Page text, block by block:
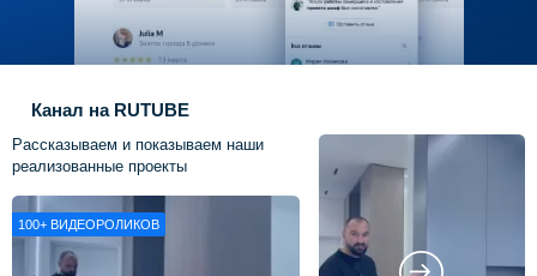
Канал на RUTUBE
Рассказываем и показываем наши
реализованные проекты
100+ ВИДЕОРОЛИКОВ